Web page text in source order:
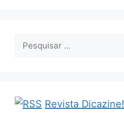
Pesquisar
Revista Dicazine!